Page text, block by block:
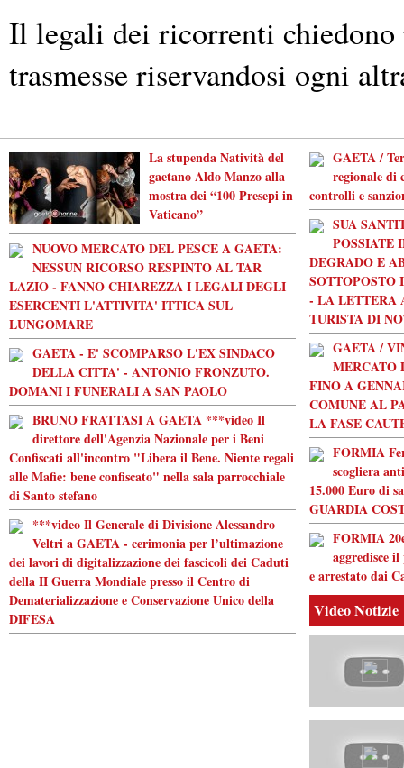
Il legali dei ricorrenti
trasmesse riservandosi ogni
La stupenda Natività del
gaetano Aldo Manzo alla
mostra dei “100 Presepi in
Vaticano”
NUOVO MERCATO DEL PESCE A GAETA:
NESSUN RICORSO RESPINTO AL TAR
LAZIO - FANNO CHIAREZZA I LEGALI DEGLI
ESERCENTI L'ATTIVITA' ITTICA SUL
LUNGOMARE
GAETA - E' SCOMPARSO L'EX SINDACO
DELLA CITTA' - ANTONIO FRONZUTO.
DOMANI I FUNERALI A SAN PAOLO
BRUNO FRATTASI A GAETA ***video Il
direttore dell'Agenzia Nazionale per i Beni
Confiscati all'incontro "Libera il Bene. Niente regali
alle Mafie: bene confiscato" nella sala parrocchiale
di Santo stefano
***video Il Generale di Divisione Alessandro
Veltri a GAETA - cerimonia per l’ultimazione
dei lavori di digitalizzazione dei fascicoli dei Caduti
della II Guerra Mondiale presso il Centro di
Dematerializzazione e Conservazione Unico della
DIFESA
GAETA /
regionale di
controlli e
SUA
POSSIATE
DEGRADO E
SOTTOPOSTO
- LA LETTERA
TURISTA DI
GAETA /
MERCATO
FINO A
COMUNE AL
LA FASE
FORMIA
scogliera
15.000 Euro di
GUARDIA
FORMIA
aggredisce
e arrestato dai
Video Notizie